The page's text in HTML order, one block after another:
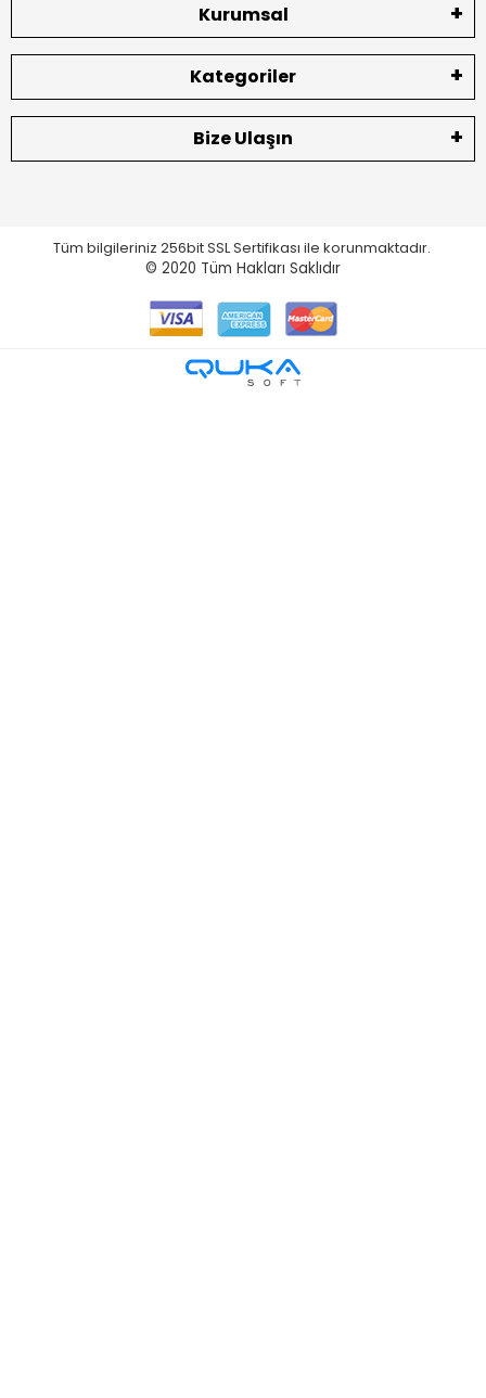
Kurumsal
Kategoriler
Bize Ulaşın
Tüm bilgileriniz 256bit SSL Sertifikası ile korunmaktadır.
© 2020 Tüm Hakları Saklıdır